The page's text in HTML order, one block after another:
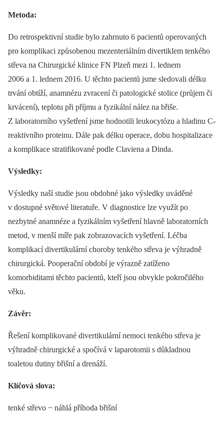
Metoda:
Do retrospektivní studie bylo zahrnuto 6 pacientů operovaných
pro komplikaci způsobenou mezenteriálním divertiklem tenkého
střeva na Chirurgické klinice FN Plzeň mezi 1. lednem
2006 a 1. lednem 2016. U těchto pacientů jsme sledovali délku
trvání obtíží, anamnézu zvracení či patologické stolice (průjem či
krvácení), teplotu při příjmu a fyzikální nález na břiše.
Z laboratorního vyšetření jsme hodnotili leukocytózu a hladinu C-
reaktivního proteinu. Dále pak délku operace, dobu hospitalizace
a komplikace stratifikované podle Claviena a Dinda.
Výsledky:
Výsledky naší studie jsou obdobné jako výsledky uváděné
v dostupné světové literatuře. V diagnostice lze využít po
nezbytné anamnéze a fyzikálním vyšetření hlavně laboratorních
metod, v menší míře pak zobrazovacích vyšetření. Léčba
komplikací divertikulární choroby tenkého střeva je výhradně
chirurgická. Pooperační období je výrazně zatíženo
komorbiditami těchto pacientů, kteří jsou obvykle pokročilého
věku.
Závěr:
Řešení komplikované divertikulární nemoci tenkého střeva je
výhradně chirurgické a spočívá v laparotomii s důkladnou
toaletou dutiny břišní a drenáží.
Klíčová slova:
tenké střevo −⁠ náhlá příhoda břišní